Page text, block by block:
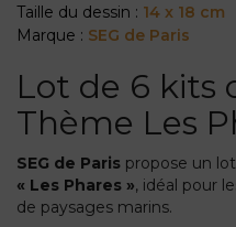
Taille du dessin : 14 x 18 cm
Marque : SEG de Paris
Lot de 6 kits
Thème Les
SEG de Paris propose un
« Les Phares », idéal pour
de paysages marins.